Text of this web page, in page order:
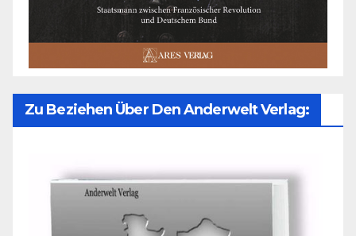
Zu Beziehen Über Den Anderwelt Verlag: